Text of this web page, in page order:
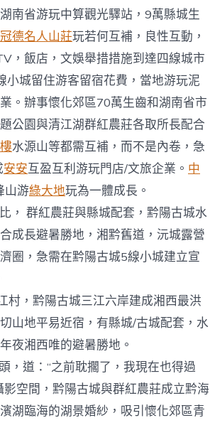
意
找
房
屋
的
隱
逸
之
都〉
中
南省游玩中算觀光驛站，9萬縣城生
冠德名人山莊玩若何互補，良性互動，
，飯店，文娛舉措措施到達四線城市
城留住游客留宿花費，當地游玩泥
。辦事懷化郊區70萬生齒和湖南省市
公園與清江湖群紅農莊各取所長配合
水源山等都需互補，而不是內卷，急
安安互盈互利游玩門店/文旅企業。 中
山游綠大地玩為一體成長。
， 群紅農莊與縣城配套，黔陽古城水
成長避暑勝地，湘黔舊道，沅城露營
圈，急需在黔陽古城5線小城建立宣
，黔陽古城三江六岸建成湘西最洪
山地平易近宿，有縣城/古城配套，水
夜湘西唯的避暑勝地。
，道：“之前耽擱了，我現在也得過
空間，黔陽古城與群紅農莊成立黔海
湖臨海的湖景婚紗，吸引懷化郊區青